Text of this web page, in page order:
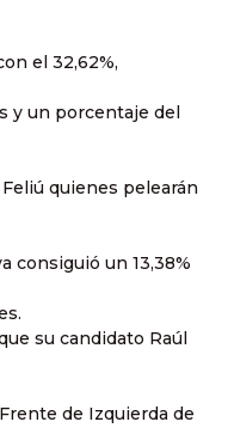
el 32,62%,
y un porcentaje del
quienes pelearán
consiguió un 13,38%
su candidato Raúl
de Izquierda de